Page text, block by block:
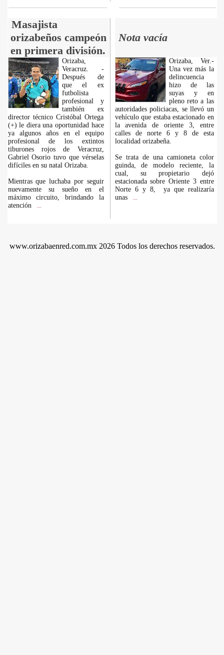
Masajista
orizabeños campeón
en primera división.
Nota vacía
Orizaba,
Veracruz. -
Después de
que el ex
futbolista
profesional y
también ex
director técnico Cristóbal Ortega
(+) le diera una oportunidad hace
ya algunos años en el equipo
profesional de los extintos
tiburones rojos de Veracruz,
Gabriel Osorio tuvo que vérselas
difíciles en su natal Orizaba.
Mientras que luchaba por seguir
nuevamente su sueño en el
máximo circuito, brindando la
atención
Orizaba, Ver.-
Una vez más la
delincuencia
hizo de las
suyas y en
pleno reto a las
autoridades policiacas, se llevó un
vehículo que estaba estacionado en
la avenida de oriente 3, entre
calles de norte 6 y 8 de esta
localidad orizabeña.
Se trata de una camioneta color
guinda, de modelo reciente, la
cual, su propietario dejó
estacionada sobre Oriente 3 entre
Norte 6 y 8, ya que realizaría
unas
www.orizabaenred.com.mx 2026 Todos los derechos reservados.